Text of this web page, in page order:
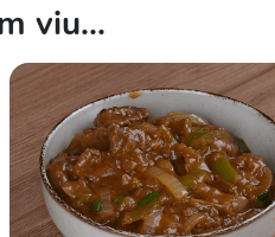
viu...